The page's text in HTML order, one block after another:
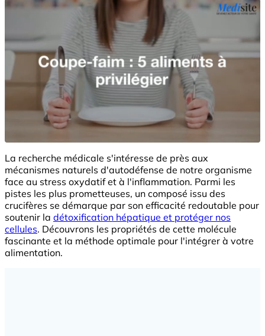
La recherche médicale s'intéresse de près aux
mécanismes naturels d'autodéfense de notre organisme
face au stress oxydatif et à l'inflammation. Parmi les
pistes les plus prometteuses, un composé issu des
crucifères se démarque par son efficacité redoutable pour
soutenir la détoxification hépatique et protéger nos
cellules. Découvrons les propriétés de cette molécule
fascinante et la méthode optimale pour l'intégrer à votre
alimentation.